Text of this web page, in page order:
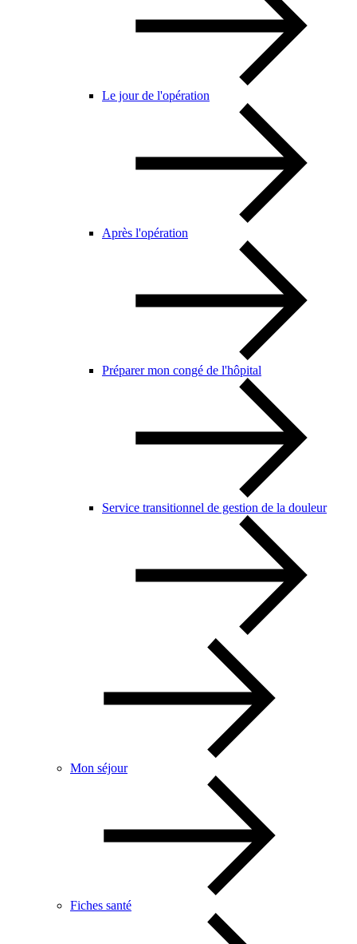
Le jour de l'opération
Après l'opération
Préparer mon congé de l'hôpital
Service transitionnel de gestion de la douleur
Mon séjour
Fiches santé